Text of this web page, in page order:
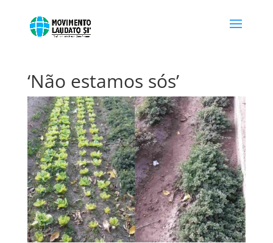
‘Não estamos sós’